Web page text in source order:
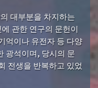
대부분을 차지하는
에 관한 연구의 문헌이
억이나 유전자 등 다양
광석이며, 당시의 문
전생을 반복하고 있었